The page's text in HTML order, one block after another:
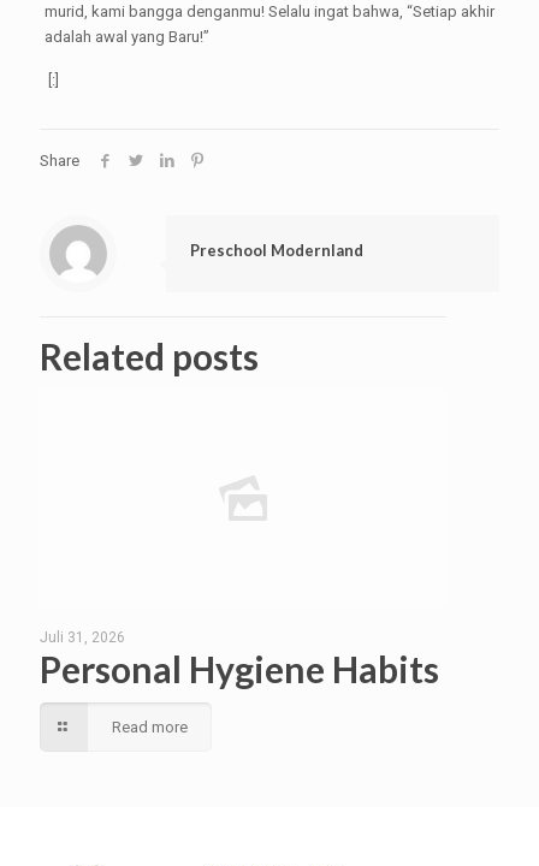
murid, kami bangga denganmu! Selalu ingat bahwa, “Setiap akhir
adalah awal yang Baru!”
[:]
Share
Preschool Modernland
Related posts
Juli 31, 2026
Personal Hygiene Habits
Read more